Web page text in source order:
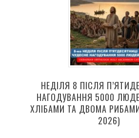
НЕДІЛЯ 8 ПІСЛЯ
НАГОДУВАННЯ 5000
ХЛІБАМИ ТА ДВОМА
2026)